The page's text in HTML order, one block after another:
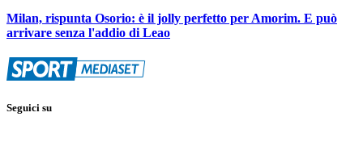
Milan, rispunta Osorio: è il jolly perfetto per Amorim. E può
arrivare senza l'addio di Leao
Seguici su